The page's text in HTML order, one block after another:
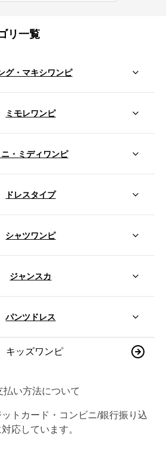
リ一覧
グ・マキシワンピ
ミモレワンピ
ニ・ミディワンピ
ドレスタイプ
シャツワンピ
ジャンスカ
パンツドレス
キッズワンピ
払い方法について
トカード・コンビニ/銀行振り込
応しています。